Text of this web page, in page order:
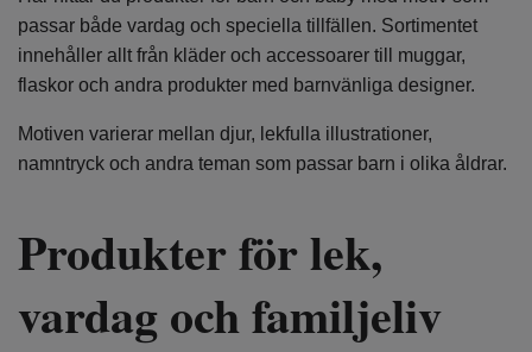
passar både vardag och speciella tillfällen. Sortimentet
innehåller allt från kläder och accessoarer till muggar,
flaskor och andra produkter med barnvänliga designer.
Motiven varierar mellan djur, lekfulla illustrationer,
namntryck och andra teman som passar barn i olika åldrar.
Produkter för lek,
vardag och familjeliv